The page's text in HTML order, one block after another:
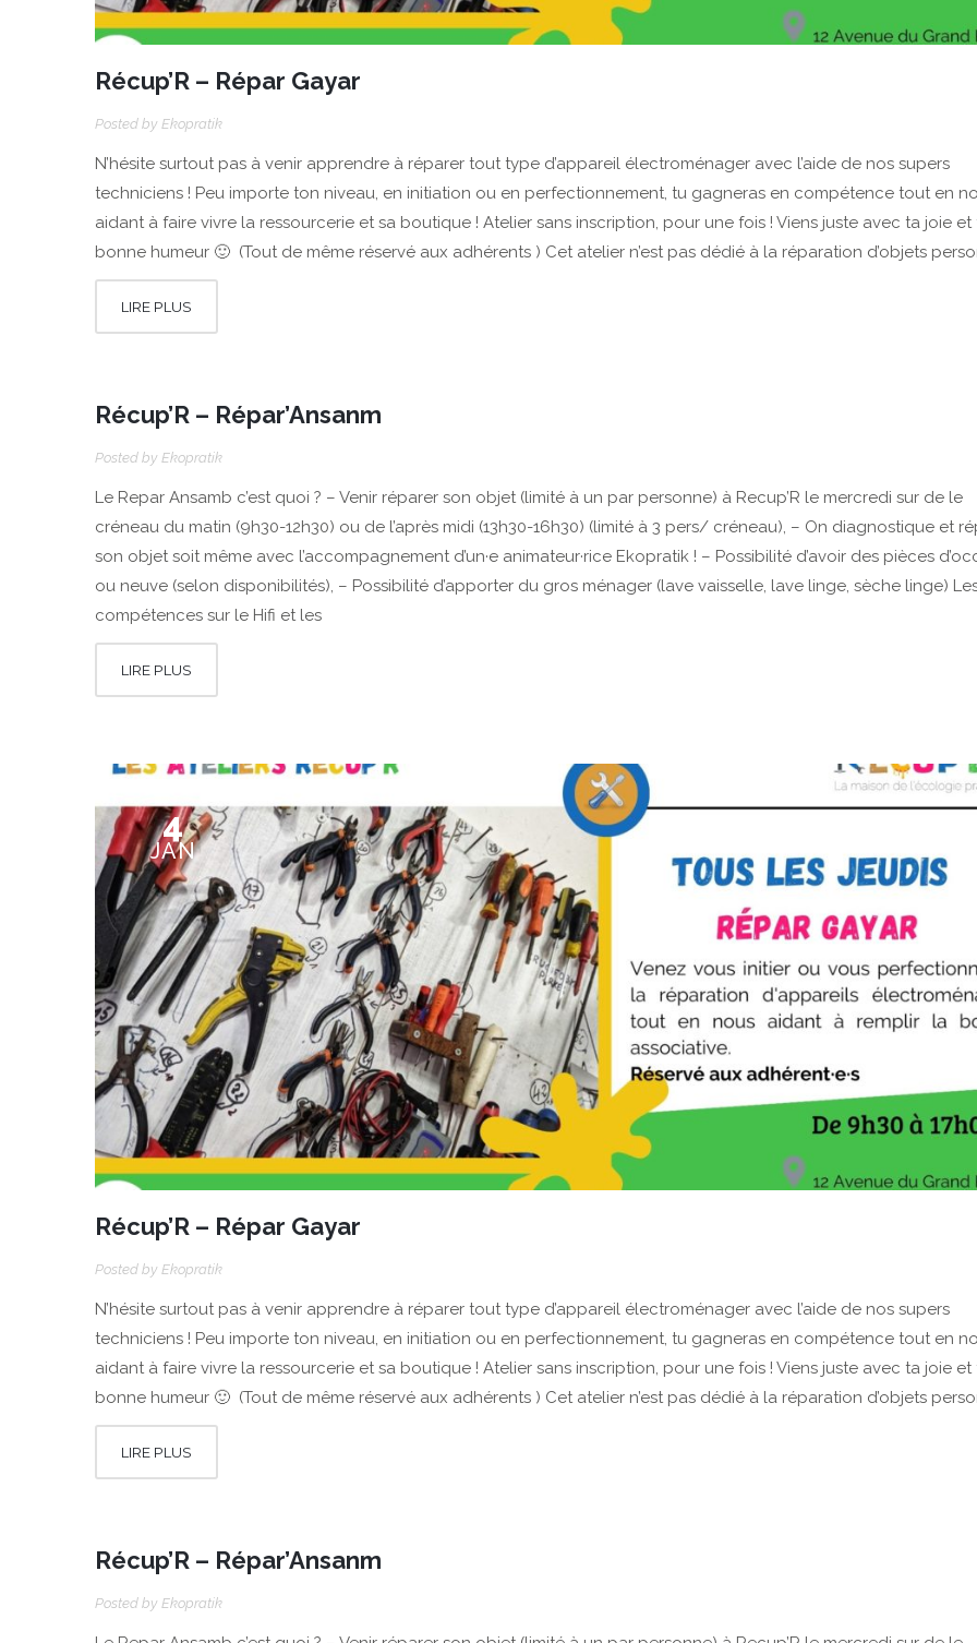
Récup’R – Répar Gayar
Posted by Ekopratik
N’hésite surtout pas à venir apprendre à réparer tout type d’appareil électroménager avec l’aide de nos supers
techniciens ! Peu importe ton niveau, en initiation ou en perfectionnement, tu gagneras en compétence tout en
aidant à faire vivre la ressourcerie et sa boutique ! Atelier sans inscription, pour une fois ! Viens juste avec ta joie et
bonne humeur 🙂 (Tout de même réservé aux adhérents ) Cet atelier n’est pas dédié à la réparation d’objets
LIRE PLUS
Récup’R – Répar’Ansanm
Posted by Ekopratik
Le Repar Ansamb c’est quoi ? – Venir réparer son objet (limité à un par personne) à Recup’R le mercredi sur de le
créneau du matin (9h30-12h30) ou de l’après midi (13h30-16h30) (limité à 3 pers/ créneau), – On diagnostique et
son objet soit même avec l’accompagnement d’un·e animateur·rice Ekopratik ! – Possibilité d’avoir des pièces
ou neuve (selon disponibilités), – Possibilité d’apporter du gros ménager (lave vaisselle, lave linge, sèche linge)
compétences sur le Hifi et les
LIRE PLUS
4
JAN
Récup’R – Répar Gayar
Posted by Ekopratik
N’hésite surtout pas à venir apprendre à réparer tout type d’appareil électroménager avec l’aide de nos supers
techniciens ! Peu importe ton niveau, en initiation ou en perfectionnement, tu gagneras en compétence tout en
aidant à faire vivre la ressourcerie et sa boutique ! Atelier sans inscription, pour une fois ! Viens juste avec ta joie et
bonne humeur 🙂 (Tout de même réservé aux adhérents ) Cet atelier n’est pas dédié à la réparation d’objets
LIRE PLUS
Récup’R – Répar’Ansanm
Posted by Ekopratik